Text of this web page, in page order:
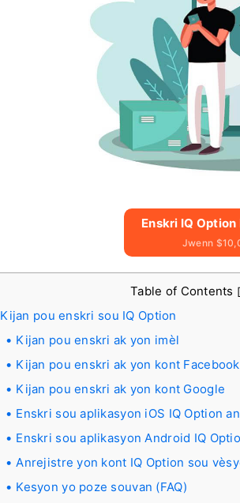
Enskri IQ
Jwenn
Table of Contents [
Kijan pou enskri sou IQ Option
Kijan pou enskri ak yon imèl
Kijan pou enskri ak yon kont Facebook
Kijan pou enskri ak yon kont Google
Enskri sou aplikasyon iOS IQ Option an
Enskri sou aplikasyon Android IQ
Anrejistre yon kont IQ Option sou
Kesyon yo poze souvan (FAQ)